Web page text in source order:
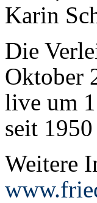
Karin
Die
Oktober
live um
seit
Weitere